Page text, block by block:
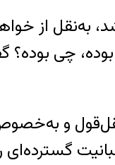
شد، به‌نقل از
و
گسترده‌ای